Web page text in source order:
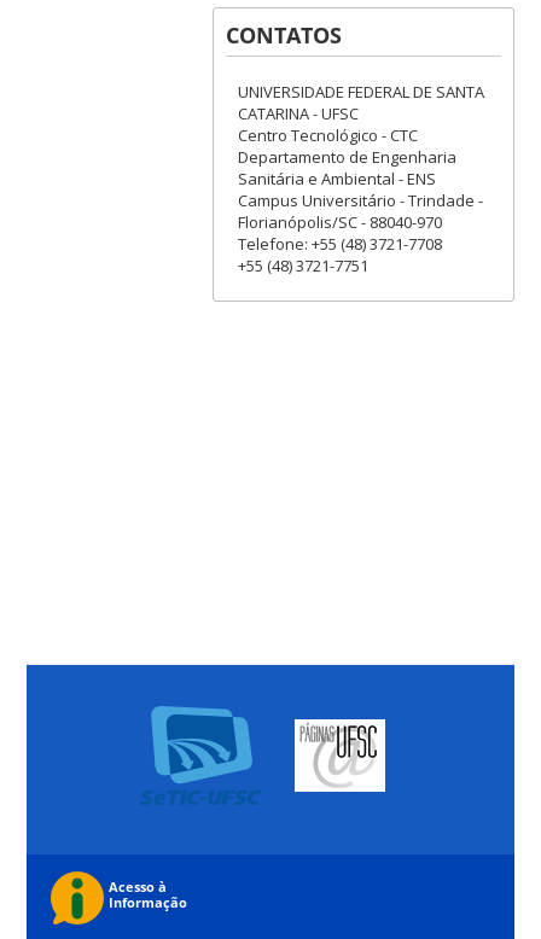
CONTATOS
UNIVERSIDADE FEDERAL DE SANTA
CATARINA - UFSC
Centro Tecnológico - CTC
Departamento de Engenharia
Sanitária e Ambiental - ENS
Campus Universitário - Trindade -
Florianópolis/SC - 88040-970
Telefone: +55 (48) 3721-7708
+55 (48) 3721-7751